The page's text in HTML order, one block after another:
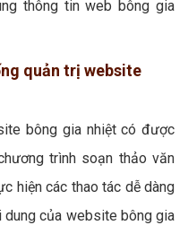
thông tin web bông gia
quản trị website
bông gia nhiệt có được
trình soạn thảo văn
hiện các thao tác dễ dàng
của website bông gia